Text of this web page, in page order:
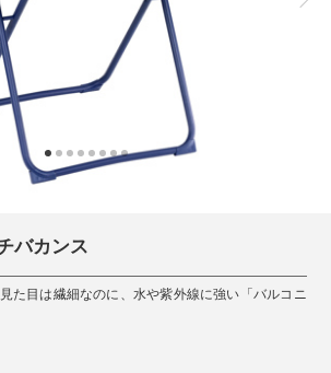
バカンス
た目は繊細なのに、水や紫外線に強い「バルコニ